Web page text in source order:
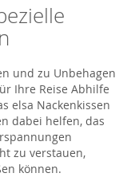
und zu Unbehagen
Ihre Reise Abhilfe
elsa Nackenkissen
dabei helfen, das
zu verstauen,
können.